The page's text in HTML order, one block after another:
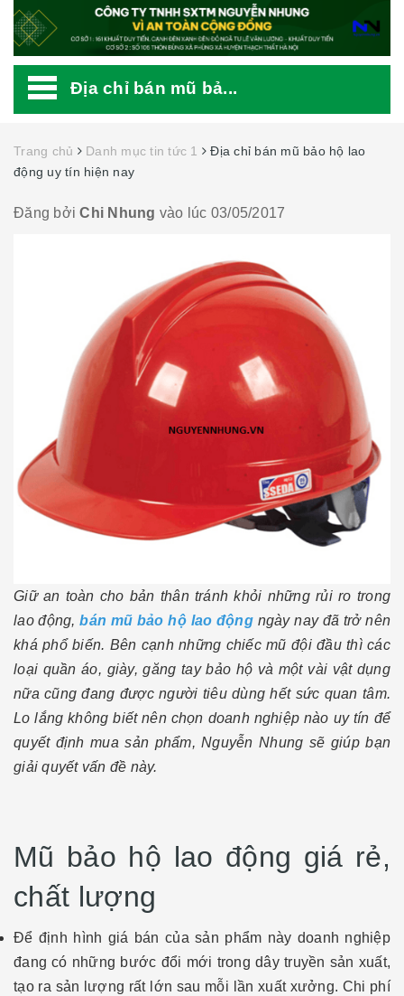
Địa chỉ bán mũ bả...
Trang chủ Danh mục tin tức 1
Địa chỉ bán mũ bảo hộ lao
động uy tín hiện nay
Đăng bởiChi Nhung vào lúc 03/05/2017
Giữ an toàn cho bản thân tránh khỏi những rủi ro trong
lao động,bán mũ bảo hộ lao độngngày nay đã trở nên
khá phổ biến. Bên cạnh những chiếc mũ đội đầu thì các
loại quần áo, giày, găng tay bảo hộ và một vài vật dụng
nữa cũng đang được người tiêu dùng hết sức quan tâm.
Lo lắng không biết nên chọn doanh nghiệp nào uy tín để
quyết định mua sản phẩm, Nguyễn Nhung sẽ giúp bạn
giải quyết vấn đề này.
Mũ bảo hộ lao động giá rẻ,
chất lượng
Để định hình giá bán của sản phẩm này doanh nghiệp
đang có những bước đổi mới trong dây truyền sản xuất,
tạo ra sản lượng rất lớn sau mỗi lần xuất xưởng. Chi phí